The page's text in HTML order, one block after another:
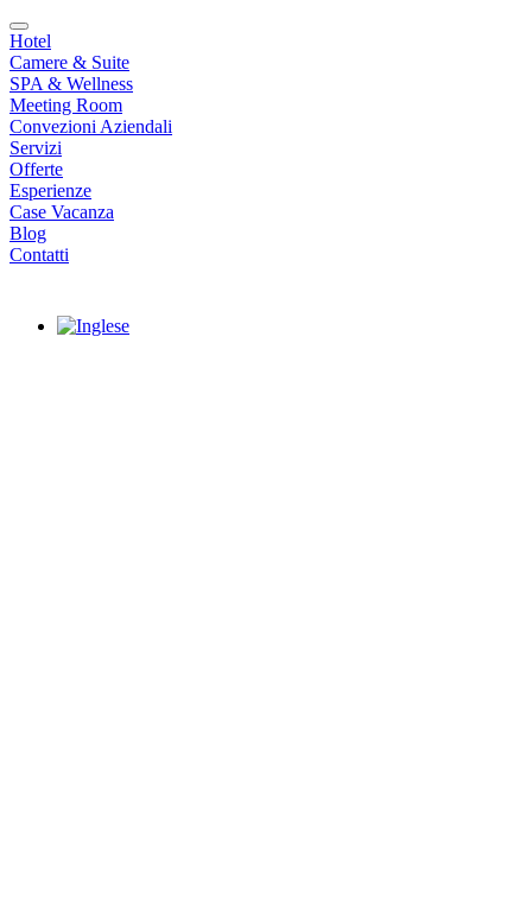
Hotel
Camere & Suite
SPA & Wellness
Meeting Room
Convezioni Aziendali
Servizi
Offerte
Esperienze
Case Vacanza
Blog
Contatti